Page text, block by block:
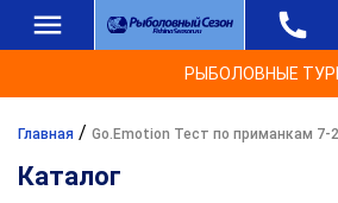
РЫБОЛОВНЫЕ
Главная / Go.Emotion Тест по приманкам 7-
Каталог